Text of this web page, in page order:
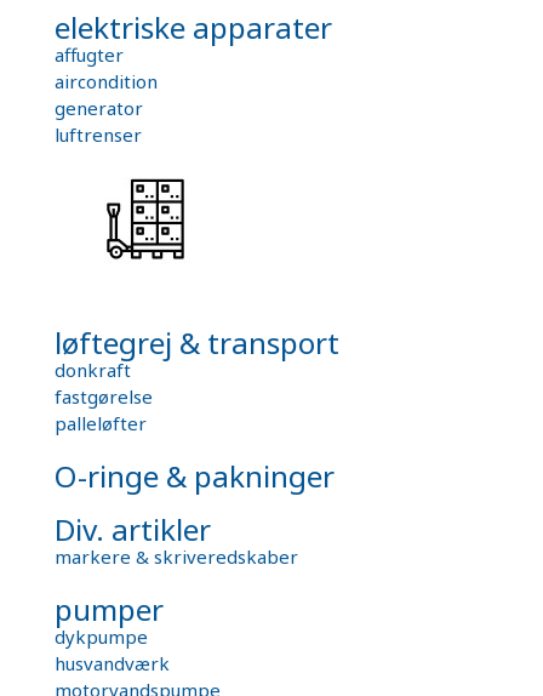
elektriske apparater
affugter
aircondition
generator
luftrenser
løftegrej & transport
donkraft
fastgørelse
palleløfter
O-ringe & pakninger
Div. artikler
markere & skriveredskaber
pumper
dykpumpe
husvandværk
motorvandspumpe